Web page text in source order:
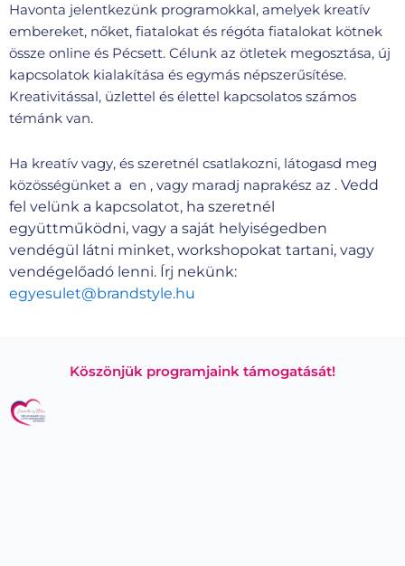
Havonta jelentkezünk programokkal, amelyek kreatív
embereket, nőket, fiatalokat és régóta fiatalokat kötnek
össze online és Pécsett. Célunk az ötletek megosztása, új
kapcsolatok kialakítása és egymás népszerűsítése.
Kreativitással, üzlettel és élettel kapcsolatos számos
témánk van.
Ha kreatív vagy, és szeretnél csatlakozni, látogasd meg
közösségünket a en , vagy maradj naprakész az . Vedd
fel velünk a kapcsolatot, ha szeretnél
együttműködni, vagy a saját helyiségedben
vendégül látni minket, workshopokat tartani, vagy
vendégelőadó lenni. Írj nekünk:
egyesulet@brandstyle.hu
Köszönjük programjaink támogatását!